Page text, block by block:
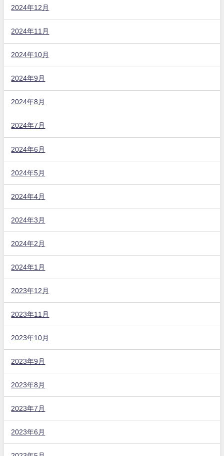
2024年12月
2024年11月
2024年10月
2024年9月
2024年8月
2024年7月
2024年6月
2024年5月
2024年4月
2024年3月
2024年2月
2024年1月
2023年12月
2023年11月
2023年10月
2023年9月
2023年8月
2023年7月
2023年6月